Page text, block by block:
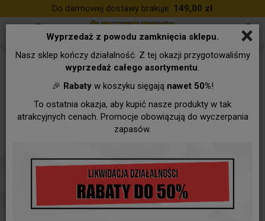
×
Wyprzedaż z powodu zamknięcia sklepu.
Nasz sklep kończy działalność. Z tej okazji przygotowaliśmy
wyprzedaż całego asortymentu.
🎉 Rabatyw koszyku sięgają nawet 50%!
To ostatnia okazja, aby kupić nasze produkty w tak
atrakcyjnych cenach. Promocje obowiązują do wyczerpania
zapasów.
Do darmowej dostawy brakuje: 149,00 zł